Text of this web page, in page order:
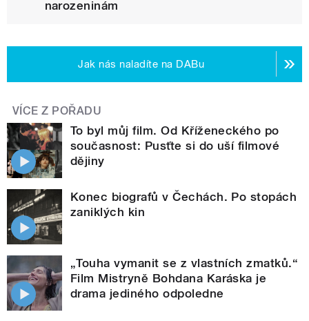
narozeninám
Jak nás naladíte na DABu
VÍCE Z POŘADU
To byl můj film. Od Kříženeckého po
současnost: Pusťte si do uší filmové
dějiny
Konec biografů v Čechách. Po stopách
zaniklých kin
„Touha vymanit se z vlastních zmatků.“
Film Mistryně Bohdana Karáska je
drama jediného odpoledne